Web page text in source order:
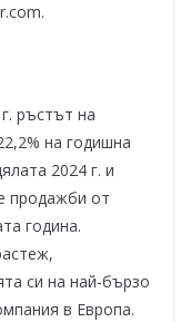
ръстът на
на годишна
2024 г. и
продажби от
година.
си на най-бързо
в Европа.